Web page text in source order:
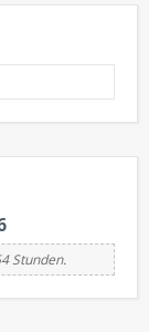
Stunden.